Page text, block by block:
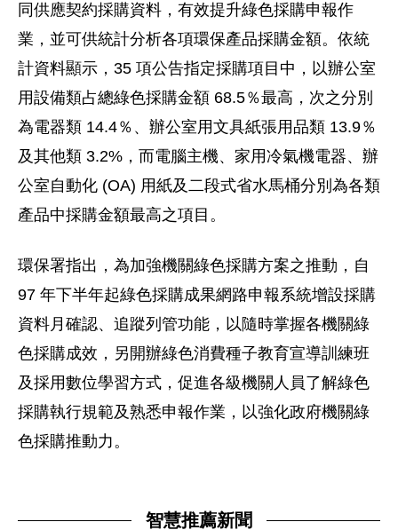
同供應契約採購資料，有效提升綠色採購申報作
業，並可供統計分析各項環保產品採購金額。依統
計資料顯示，35 項公告指定採購項目中，以辦公室
用設備類占總綠色採購金額 68.5％最高，次之分別
為電器類 14.4％、辦公室用文具紙張用品類 13.9％
及其他類 3.2%，而電腦主機、家用冷氣機電器、辦
公室自動化 (OA) 用紙及二段式省水馬桶分別為各類
產品中採購金額最高之項目。
環保署指出，為加強機關綠色採購方案之推動，自
97 年下半年起綠色採購成果網路申報系統增設採購
資料月確認、追蹤列管功能，以隨時掌握各機關綠
色採購成效，另開辦綠色消費種子教育宣導訓練班
及採用數位學習方式，促進各級機關人員了解綠色
採購執行規範及熟悉申報作業，以強化政府機關綠
色採購推動力。
智慧推薦新聞